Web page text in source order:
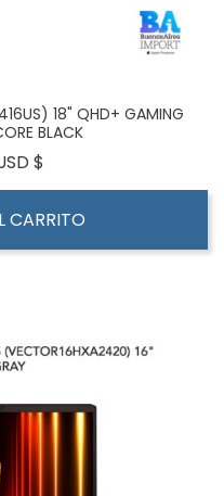
18" QHD+ GAMING
BLACK
$
CARRITO